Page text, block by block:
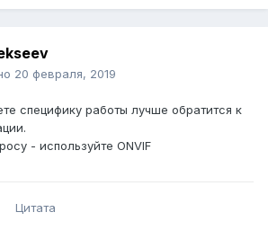
20 февраля, 2019
специфику работы лучше обратится к
- используйте ONVIF
Цитата